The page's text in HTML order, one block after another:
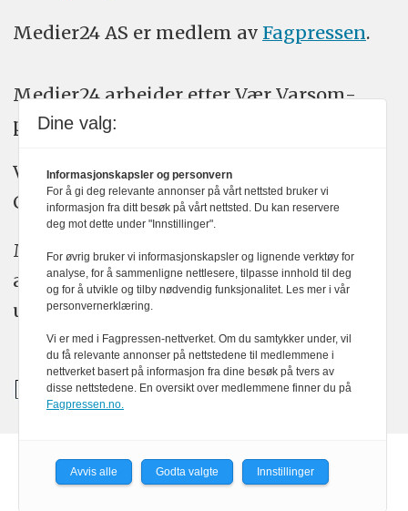
Medier24 AS er medlem av Fagpressen.
Medier24 arbeider etter Vær Varsom-
plakatens regler for god presseskikk.
Vi bruker KI-verktøy som ChatGPT,
Claude, og Gemini i journalistikken vår.
Medier24s redaksjon har alltid det fulle
ansvar for publisert innhold, med eller
uten bruk av kunstig intelligens.
Powered by Labrador CMS
Dine valg:
Informasjonskapsler og personvern
For å gi deg relevante annonser på vårt nettsted bruker vi
informasjon fra ditt besøk på vårt nettsted. Du kan reservere
deg mot dette under "Innstillinger".
For øvrig bruker vi informasjonskapsler og lignende verktøy for
analyse, for å sammenligne nettlesere, tilpasse innhold til deg
og for å utvikle og tilby nødvendig funksjonalitet. Les mer i vår
personvernerklæring.
Vi er med i Fagpressen-nettverket. Om du samtykker under, vil
du få relevante annonser på nettstedene til medlemmene i
nettverket basert på informasjon fra dine besøk på tvers av
disse nettstedene. En oversikt over medlemmene finner du på
Fagpressen.no.
Avvis alle Godta valgte Innstillinger